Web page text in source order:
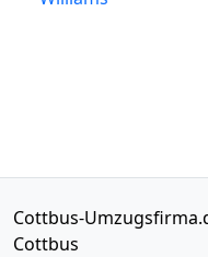
Cottbus-
Cottbus